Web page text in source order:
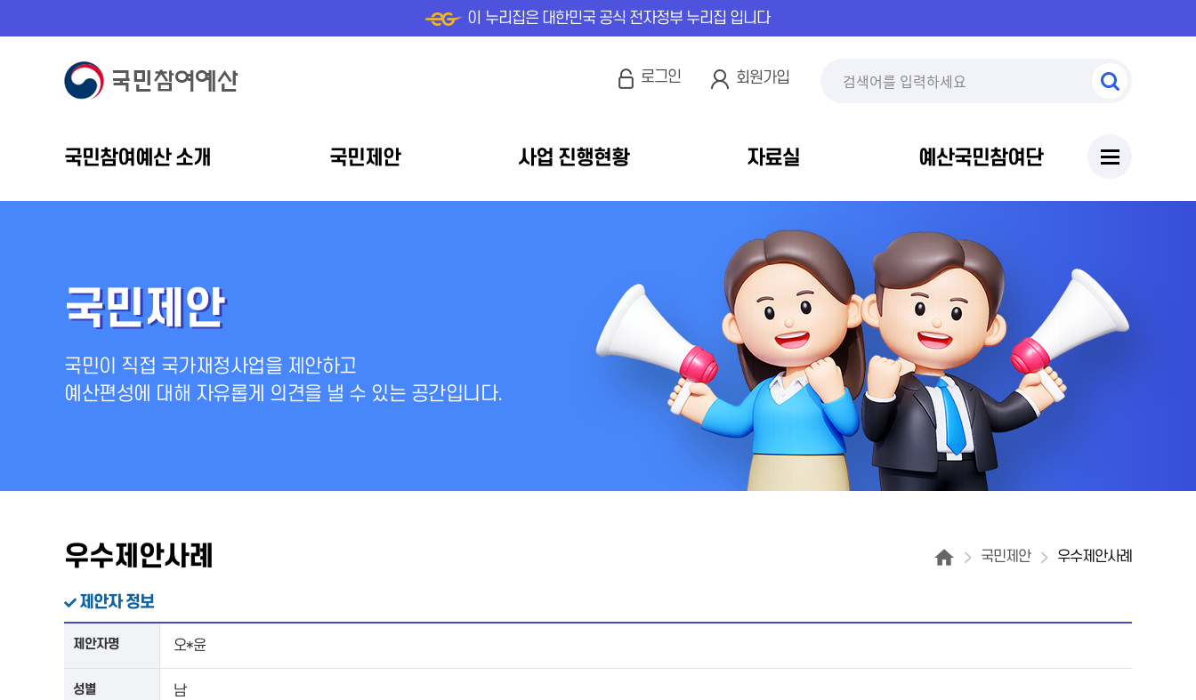
이 누리집은 대한민국 공식 전자정부 누리집 입니다
로그인 회원가입
국민참여예산 소개 국민제안 사업 진행현황 자료실 예산국민참여단
국민제안
국민이 직접 국가재정사업을 제안하고
예산편성에 대해 자유롭게 의견을 낼 수 있는 공간입니다.
우수제안사례 국민제안 우수제안사례
제안자 정보
제안자명 오*윤
성별 남